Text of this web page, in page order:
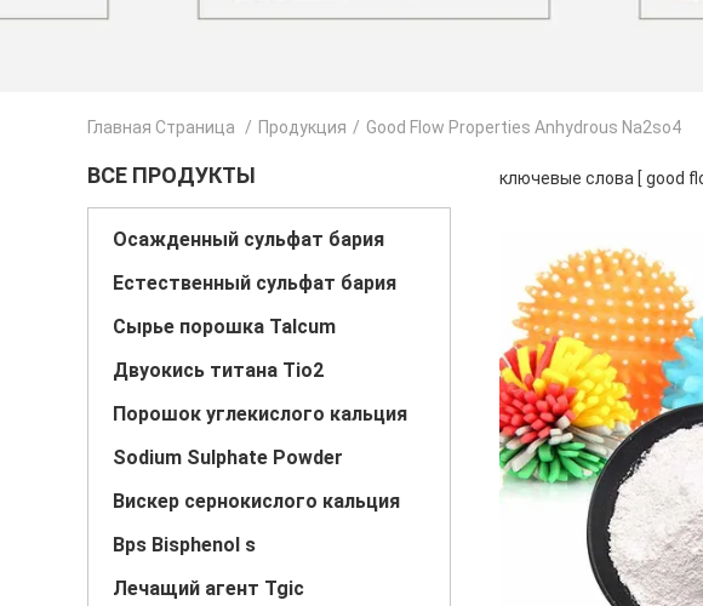
Главная Страница / Продукция / Good Flow Properties Anhydrous Na2so4
ВСЕ ПРОДУКТЫ
Осажденный сульфат бария
Естественный сульфат бария
Сырье порошка Talcum
Двуокись титана Tio2
Порошок углекислого кальция
Sodium Sulphate Powder
Вискер сернокислого кальция
Bps Bisphenol s
Лечащий агент Tgic
ключевые слова [ good